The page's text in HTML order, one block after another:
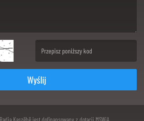
Wyślij